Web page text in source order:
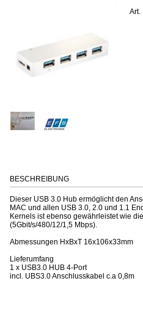
Art.
BESCHREIBUNG
Dieser USB 3.0 Hub ermöglicht den
MAC und allen USB 3.0, 2.0 und 1.1
Kernels ist ebenso gewährleistet wie
(5Gbit/s/480/12/1,5 Mbps).
Abmessungen HxBxT 16x106x33mm
Lieferumfang
1 x USB3.0 HUB 4-Port
incl. UBS3.0 Anschlusskabel c.a 0,8m